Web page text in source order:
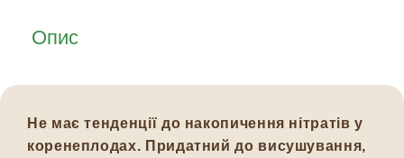
Опис
Не має тенденції до накопичення нітратів у
коренеплодах. Придатний до висушування,